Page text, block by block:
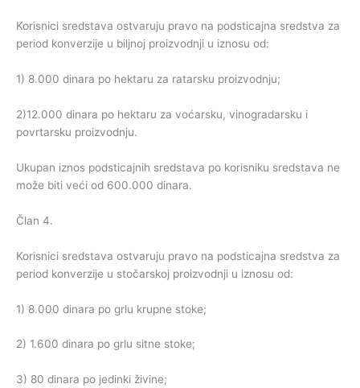
Korisnici sredstava ostvaruju pravo na podsticajna sredstva za
period konverzije u biljnoj proizvodnji u iznosu od:
1) 8.000 dinara po hektaru za ratarsku proizvodnju;
2)12.000 dinara po hektaru za voćarsku, vinogradarsku i
povrtarsku proizvodnju.
Ukupan iznos podsticajnih sredstava po korisniku sredstava ne
može biti veći od 600.000 dinara.
Član 4.
Korisnici sredstava ostvaruju pravo na podsticajna sredstva za
period konverzije u stočarskoj proizvodnji u iznosu od:
1) 8.000 dinara po grlu krupne stoke;
2) 1.600 dinara po grlu sitne stoke;
3) 80 dinara po jedinki živine;